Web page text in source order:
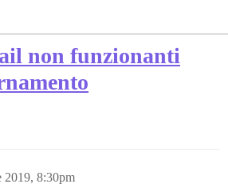
non funzionanti
2019, 8:30pm